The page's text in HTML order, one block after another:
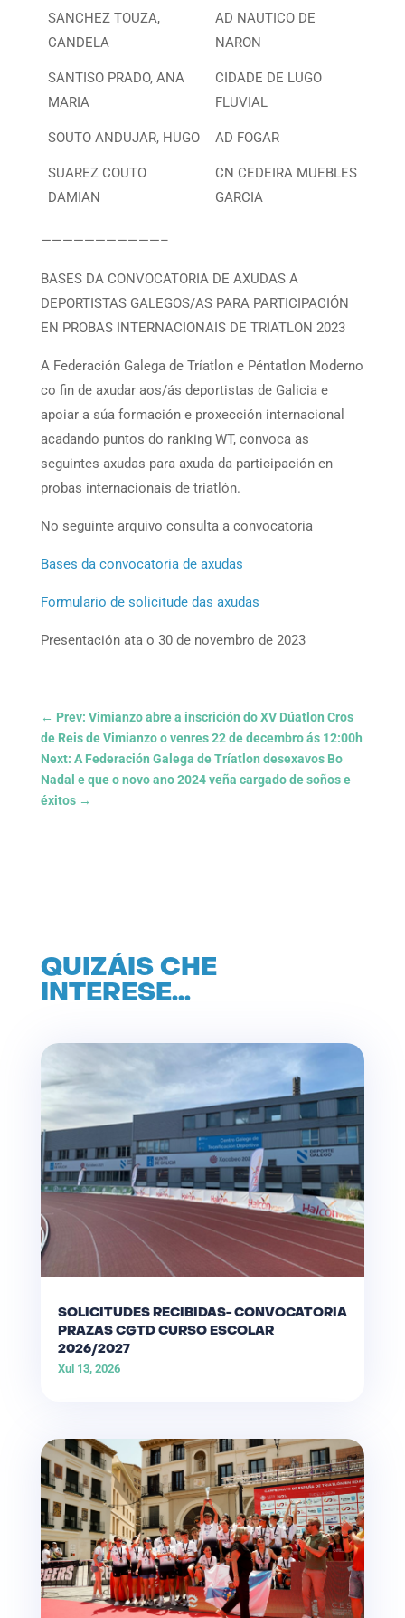
SANCHEZ TOUZA,
CANDELA
AD NAUTICO DE
NARON
SANTISO PRADO, ANA
MARIA
CIDADE DE LUGO
FLUVIAL
SOUTO ANDUJAR, HUGO AD FOGAR
SUAREZ COUTO
DAMIAN
CN CEDEIRA MUEBLES
GARCIA
———————————–
BASES DA CONVOCATORIA DE AXUDAS A
DEPORTISTAS GALEGOS/AS PARA PARTICIPACIÓN
EN PROBAS INTERNACIONAIS DE TRIATLON 2023
A Federación Galega de Tríatlon e Péntatlon Moderno
co fin de axudar aos/ás deportistas de Galicia e
apoiar a súa formación e proxección internacional
acadando puntos do ranking WT, convoca as
seguintes axudas para axuda da participación en
probas internacionais de triatlón.
No seguinte arquivo consulta a convocatoria
Bases da convocatoria de axudas
Formulario de solicitude das axudas
Presentación ata o 30 de novembro de 2023
← Prev: Vimianzo abre a inscrición do XV Dúatlon Cros
de Reis de Vimianzo o venres 22 de decembro ás 12:00h
Next: A Federación Galega de Tríatlon desexavos Bo
Nadal e que o novo ano 2024 veña cargado de soños e
éxitos→
QUIZÁIS CHE
INTERESE…
SOLICITUDES RECIBIDAS- CONVOCATORIA
PRAZAS CGTD CURSO ESCOLAR
2026/2027
Xul 13, 2026